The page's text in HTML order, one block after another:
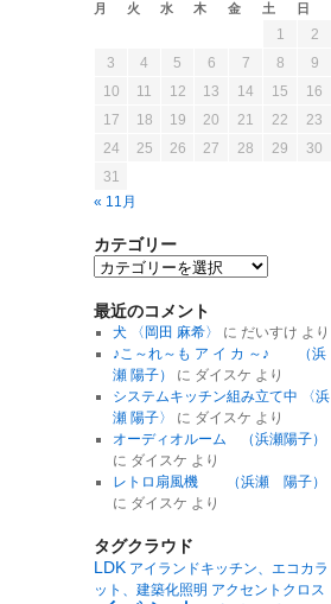
月 火 水 木 金 土 日
« 11月
1
2
3
4 5 6 7 8
9
10
11 12 13 14 15
16
17
18 19 20 21 22
23
24
25 26 27 28 29
30
31
カテゴリー
最近のコメント
犬 〈岡田 麻希〉 に だいすけ より
♪こ～れ～も ア イ カ ～♪ （浜
瀬 陽子）
に ダイスケ より
システムキッチン組み立て中 〈浜
瀬 陽子〉
に ダイスケ より
オーディオルーム （浜瀬陽子）
に ダイスケ より
レトロ扇風機 （浜瀬 陽子）
に ダイスケ より
タグクラウド
LDK アイランドキッチン、エコカラ
ット、建築化照明 アクセントクロス